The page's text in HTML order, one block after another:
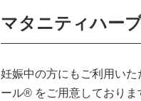
マタニティハー
妊娠中の方にもご利用い
ール® をご用意しており